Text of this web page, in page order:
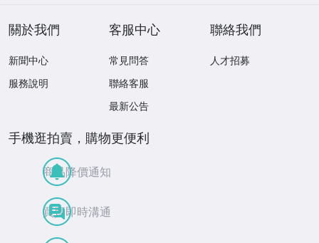
關於我們
新聞中心
服務說明
客服中心
常見問答
聯絡客服
最新公告
聯絡我們
人才招募
手機逛拍賣，購物更便利
商品降價通知
買賣即時溝通